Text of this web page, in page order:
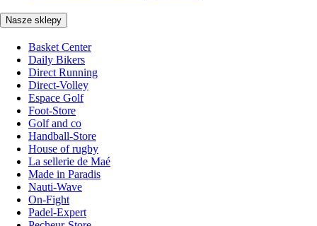
Nasze sklepy
Basket Center
Daily Bikers
Direct Running
Direct-Volley
Espace Golf
Foot-Store
Golf and co
Handball-Store
House of rugby
La sellerie de Maé
Made in Paradis
Nauti-Wave
On-Fight
Padel-Expert